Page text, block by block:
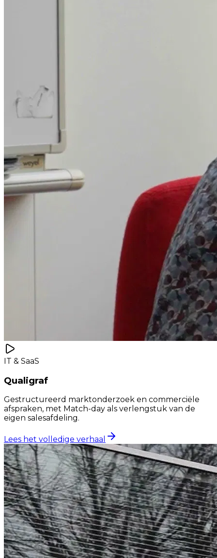
IT & SaaS
Qualigraf
Gestructureerd marktonderzoek en commerciële
afspraken, met Match-day als verlengstuk van de
eigen salesafdeling.
Lees het volledige verhaal